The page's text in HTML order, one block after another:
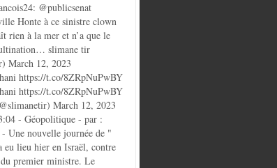
@publicsenat
Honte à ce sinistre clown
rien à la mer et n’a que le
slimane tir
March 12, 2023
https://t.co/8ZRpNuPwBY
https://t.co/8ZRpNuPwBY
March 12, 2023
- Géopolitique - par :
Une nouvelle journée de "
eu lieu hier en Israël, contre
premier ministre. Le